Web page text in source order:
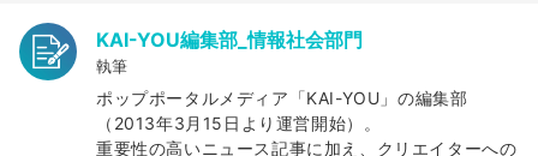
KAI-YOU編集部_情報社会部門
執筆
ポップポータルメディア「KAI-YOU」の編集部
（2013年3月15日より運営開始）。
重要性の高いニュース記事に加え、クリエイターへの